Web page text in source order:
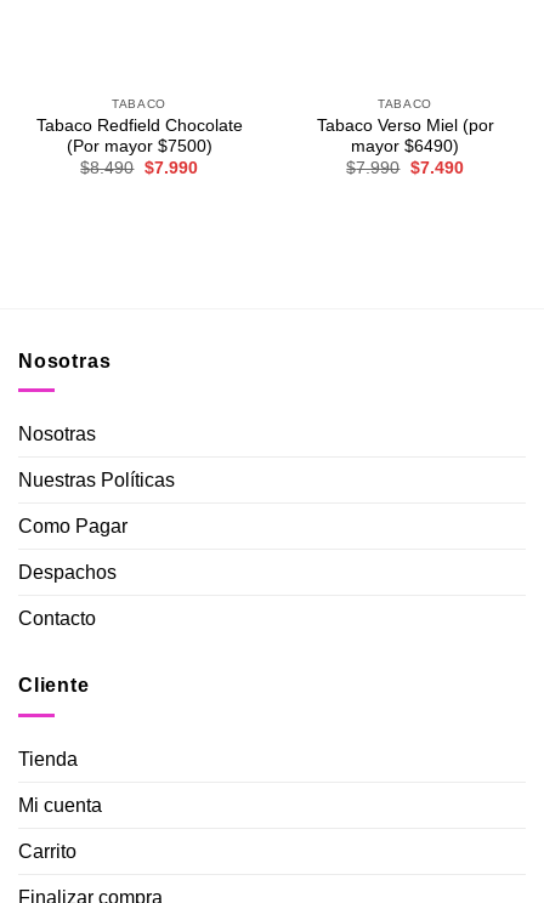
TABACO
Tabaco Redfield Chocolate
(Por mayor $7500)
$8.490 El
$7.990El
TABACO
Tabaco Verso Miel (por
mayor $6490)
$7.990 El
$7.490El
Nosotras
Nosotras
Nuestras Políticas
Como Pagar
Despachos
Contacto
Cliente
Tienda
Mi cuenta
Carrito
Finalizar compra